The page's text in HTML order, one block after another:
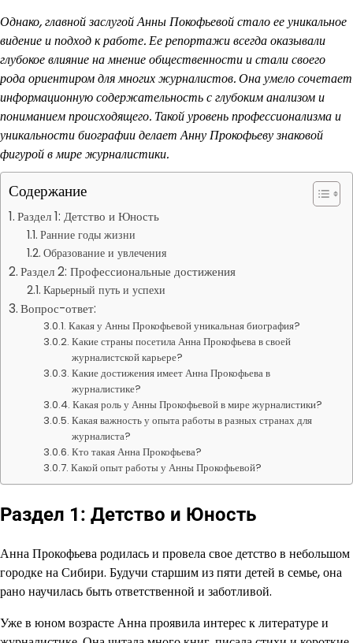
Однако, главной заслугой Анны Покофьевой стало ее уникальное
видение и подход к работе. Ее репортажи всегда оказывали
глубокое влияние на мнение общественности и стали своего
рода ориентиром для многих журналистов. Она умело сочетает
информационную содержательность с глубоким анализом и
пониманием происходящего. Такой уровень профессионализма и
уникальности биографии делает Анну Прокофьеву знаковой
фигурой в мире журналистики.
Содержание
Раздел 1: Детство и Юность
Ранние годы жизни
Образование и увлечения
Раздел 2: Профессиональные достижения
Карьерный путь и успехи
Вопрос-ответ:
Какая у Анны Прокофьевой уникальная биография?
Какие страны посетила Анна Прокофьева в своей
журналистской карьере?
Какие достижения имеет Анна Прокофьева в
журналистике?
Какая роль у Анны Прокофьевой в мире журналистики?
Какая важность у опыта работы в разных странах для
журналиста?
Кто такая Анна Прокофьева?
Какой опыт работы у Анны Прокофьевой?
Раздел 1: Детство и Юность
Анна Прокофьева родилась и провела свое детство в небольшом
городке на Сибири. Будучи старшим из пяти детей в семье, она
рано научилась быть ответственной и заботливой.
Уже в юном возрасте Анна проявила интерес к литературе и